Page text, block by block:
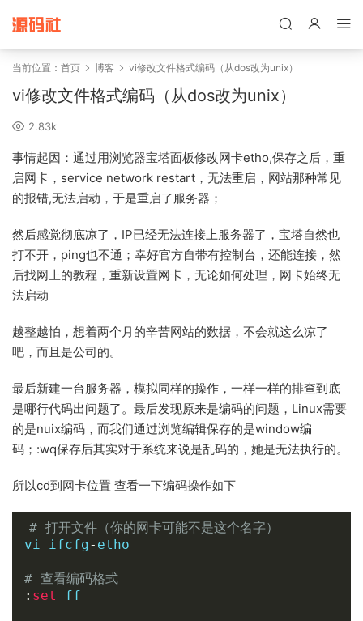
当前位置： 首页 博客 vi修改文件格式编码（从dos改为unix）
vi修改文件格式编码（从dos改为unix）
2.83k
事情起因：通过用浏览器宝塔面板修改网卡etho,保存之后，重
启网卡，service network restart，无法重启，网站那种常见
的报错,无法启动，于是重启了服务器；
然后感觉彻底凉了，IP已经无法连接上服务器了，宝塔自然也
打不开，ping也不通；幸好官方自带有控制台，还能连接，然
后找网上的教程，重新设置网卡，无论如何处理，网卡始终无
法启动
越整越怕，想着两个月的辛苦网站的数据，不会就这么凉了
吧，而且是公司的。
最后新建一台服务器，模拟同样的操作，一样一样的排查到底
是哪行代码出问题了。最后发现原来是编码的问题，Linux需要
的是nuix编码，而我们通过浏览编辑保存的是window编
码；:wq保存后其实对于系统来说是乱码的，她是无法执行的。
所以cd到网卡位置 查看一下编码操作如下
# 打开文件（你的网卡可能不是这个名字）
vi ifcfg- etho
# 查看编码格式
: set ff